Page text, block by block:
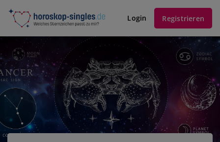
Login Registrieren